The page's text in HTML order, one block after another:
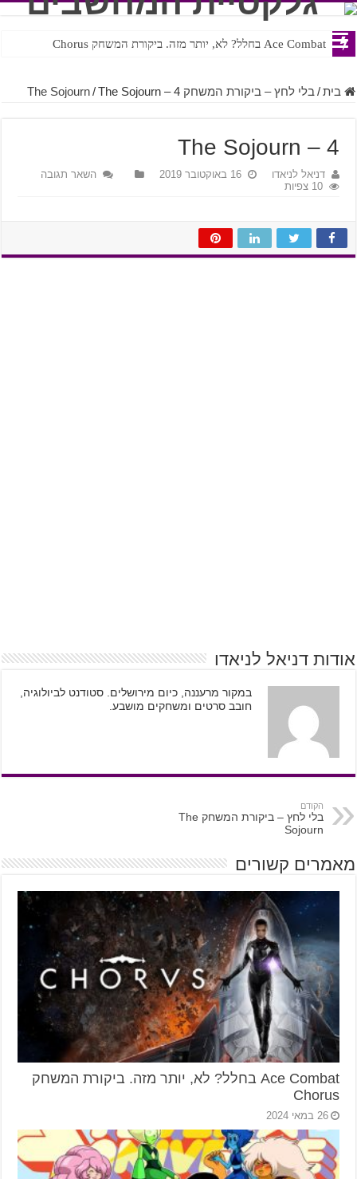
Ace Combat בחלל? לא, יותר מזה. ביקורת המשחק Chorus
Steven Universe והשירים שתורגמו בצורה נוראית לעברית
בית / בלי לחץ – ביקורת המשחק The Sojourn / The Sojourn – 4
The Sojourn – 4
דניאל לניאדו 16 באוקטובר 2019
השאר תגובה
10 צפיות
אודות דניאל לניאדו
במקור מרעננה, כיום מירושלים. סטודנט לביולוגיה,
חובב סרטים ומשחקים מושבע.
הקודם
בלי לחץ – ביקורת המשחק The
Sojourn
מאמרים קשורים
Ace Combat בחלל? לא, יותר מזה. ביקורת המשחק
Chorus
26 במאי 2024